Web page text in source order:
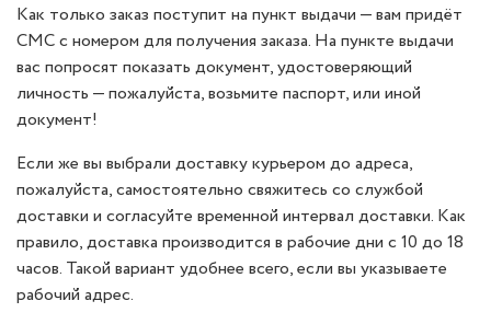
Как только заказ поступит на пункт выдачи — вам придёт
СМС с номером для получения заказа. На пункте выдачи
вас попросят показать документ, удостоверяющий
личность — пожалуйста, возьмите паспорт, или иной
документ!
Если же вы выбрали доставку курьером до адреса,
пожалуйста, самостоятельно свяжитесь со службой
доставки и согласуйте временной интервал доставки. Как
правило, доставка производится в рабочие дни с 10 до 18
часов. Такой вариант удобнее всего, если вы указываете
рабочий адрес.